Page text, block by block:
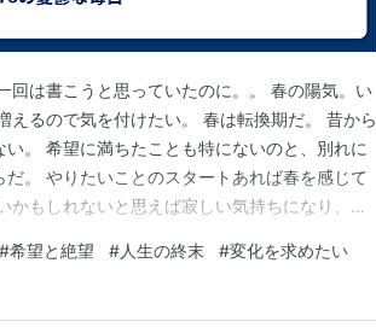
回は書こうと思っていたのに。。 春の陽気。い
えるので気を付けたい。 春は転換期だ。 昔から
。 希望に満ちたことも特にないのと、別れに
。 やりたいことのスタートあれば春を感じて
かもしれないと思えば寂しい気持ちになり、春
望の春を迎える。 本当に頑張っている姿を見
緊張した。…
#希望と絶望 #人生の終末 #変化を求めたい